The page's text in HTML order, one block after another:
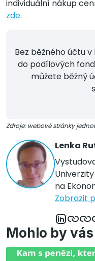
individuální nákup
zde.
Bez běžného účtu
do podílových
můžete běžný
Zdroje: webové stránky
Lenka
na
Zobrazit
Mohlo by